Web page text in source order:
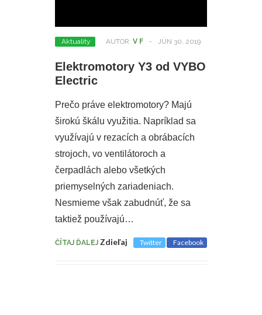
Aktuality AUTOR: V F - JÚN 30, 2019
Elektromotory Y3 od VYBO
Electric
Prečo práve elektromotory? Majú
širokú škálu využitia. Napríklad sa
využívajú v rezacích a obrábacích
strojoch, vo ventilátoroch a
čerpadlách alebo všetkých
priemyselných zariadeniach.
Nesmieme však zabudnúť, že sa
taktiež používajú…
ČÍTAJ ĎALEJ Zdieľaj Twitter Facebook